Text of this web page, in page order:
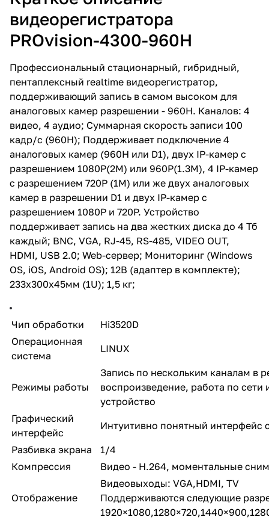
RS-485, VIDEO OUT, HDMI, USB
2.0; Web-сервер; Мониторинг
(Windows OS, iOS, Android OS);
12В (адаптер в комплекте);
233x300x45мм (1U); 1,5 кг;
видеорегистратора
PROvision-4300-960H
Профессиональный стационарный, гибридный,
пентаплексный realtime видеорегистратор,
поддерживающий запись в самом высоком для
аналоговых камер разрешении - 960H. Каналов: 4
видео, 4 аудио; Суммарная скорость записи 100
кадр/с (960H); Поддерживает подключение 4
аналоговых камер (960H или D1), двух IP-камер с
разрешением 1080P(2M) или 960P(1.3M), 4 IP-камер
с разрешением 720P (1M) или же двух аналоговых
камер в разрешении D1 и двух IP-камер с
разрешением 1080P и 720P. Устройство
поддерживает запись на два жестких диска до 4 Тб
каждый; BNC, VGA, RJ-45, RS-485, VIDEO OUT,
HDMI, USB 2.0; Web-сервер; Мониторинг (Windows
OS, iOS, Android OS); 12В (адаптер в комплекте);
233x300x45мм (1U); 1,5 кг;
Чип обработки
Hi3520D
Операционная
система
LINUX
Режимы работы
Запись по нескольким каналам в
воспроизведение, работа по сети
устройство
Графический
интерфейс
Интуитивно понятный интерфейс
Разбивка экрана
1/4
Компрессия
Видео - H.264, моментальные
Отображение
Видеовыходы: VGA,HDMI, TV
Поддерживаются следующие